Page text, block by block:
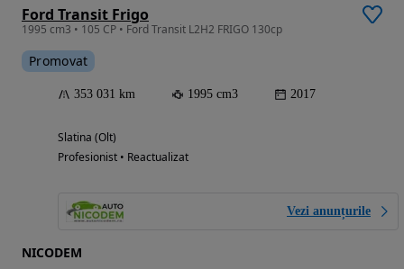
Ford Transit Frigo
1995 cm3 • 105 CP • Ford Transit L2H2 FRIGO 130cp
Promovat
353 031 km 1995 cm3 2017
Slatina (Olt)
Profesionist • Reactualizat
Vezi anunțurile
NICODEM